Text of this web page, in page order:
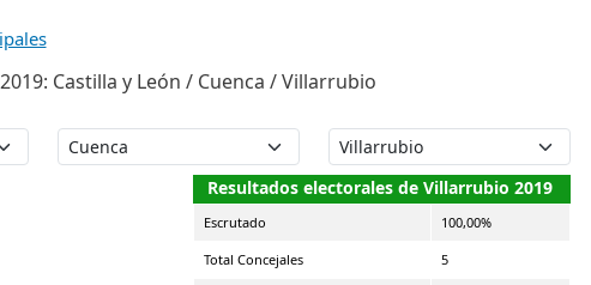
Castilla y León / Cuenca / Villarrubio
Resultados electorales de Villarrubio 2019
Escrutado 100,00%
Total Concejales 5